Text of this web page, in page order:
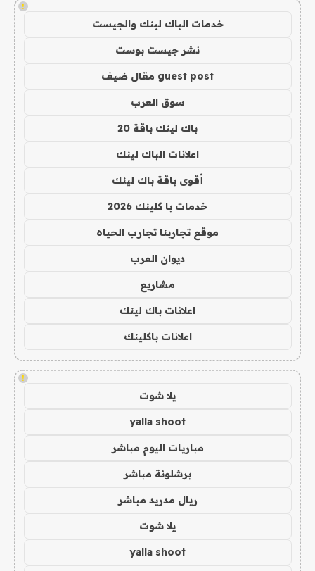
!
خدمات الباك لينك والجيست
نشر جيست بوست
guest post مقال ضيف
سوق العرب
باك لينك باقة 20
اعلانات الباك لينك
أقوى باقة باك لينك
خدمات با كلينك 2026
موقع تجاربنا تجارب الحياه
ديوان العرب
مشاريع
اعلانات باك لينك
اعلانات باكلينك
!
يلا شوت
yalla shoot
مباريات اليوم مباشر
برشلونة مباشر
ريال مدريد مباشر
يلا شوت
yalla shoot